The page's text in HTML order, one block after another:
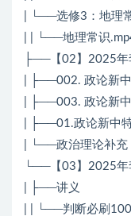
| └──选修3：地理
| | └──地理常识
├──【02】2025年
| ├──002. 政论新
| ├──003. 政论新
| ├──01.政论新中
| └──政治理论补
└──【03】2025年
| ├──讲义
| | └──判断必刷